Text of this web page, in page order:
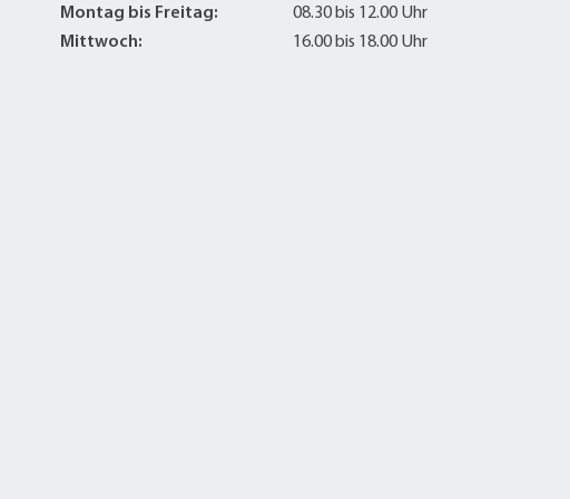
Montag bis Freitag:
08.30 bis 12.00 Uhr
Mittwoch:
16.00 bis 18.00 Uhr